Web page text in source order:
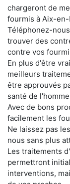
chargeront de
fourmis à Aix-
Téléphonez-
trouver des
contre vos
En plus d'être
meilleurs
être approuvés
santé de
Avec de bons
facilement les
Ne laissez pas
nous sans plus
Les traitements
permettront
interventions,